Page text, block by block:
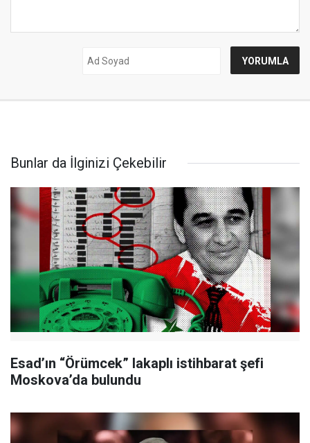
Bunlar da İlginizi Çekebilir
Esad’ın “Örümcek” lakaplı istihbarat şefi
Moskova’da bulundu